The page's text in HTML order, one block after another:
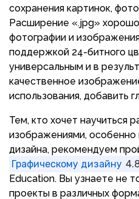
сохранения картинок,
Расширение «.jpg»
фотографии и
поддержкой 24-битного
универсальным и в
качественное
использования, добавить
Тем, кто хочет научиться
изображениями, особенно
дизайна, рекомендуем
Графическому дизайну
Education. Вы узнаете не
проекты в различных